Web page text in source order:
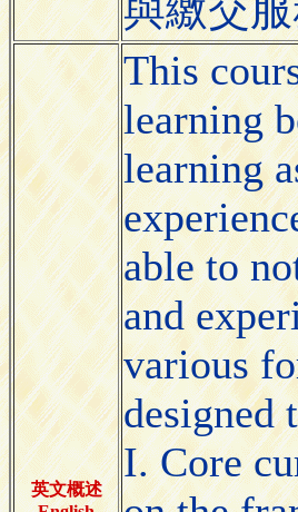
與繳交
英文概述
This
learning
learning
able to
and
various
designed
I. Core